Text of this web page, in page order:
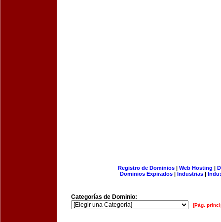
Registro de Dominios| Web Hosting |
Dominios Expirados | Industrias |
Categorías de Dominio:
[Pág.